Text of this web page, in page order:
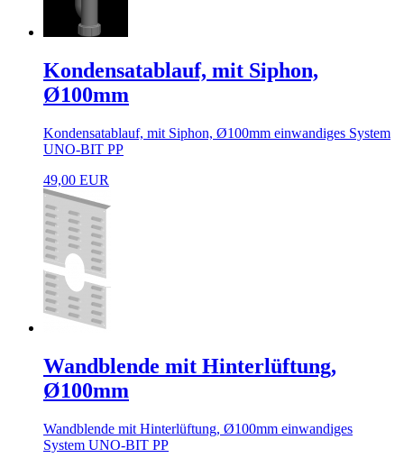
Kondensatablauf, mit Siphon,
Ø100mm
Kondensatablauf, mit Siphon, Ø100mm einwandiges System
UNO-BIT PP
49,00 EUR
Wandblende mit Hinterlüftung,
Ø100mm
Wandblende mit Hinterlüftung, Ø100mm einwandiges
System UNO-BIT PP